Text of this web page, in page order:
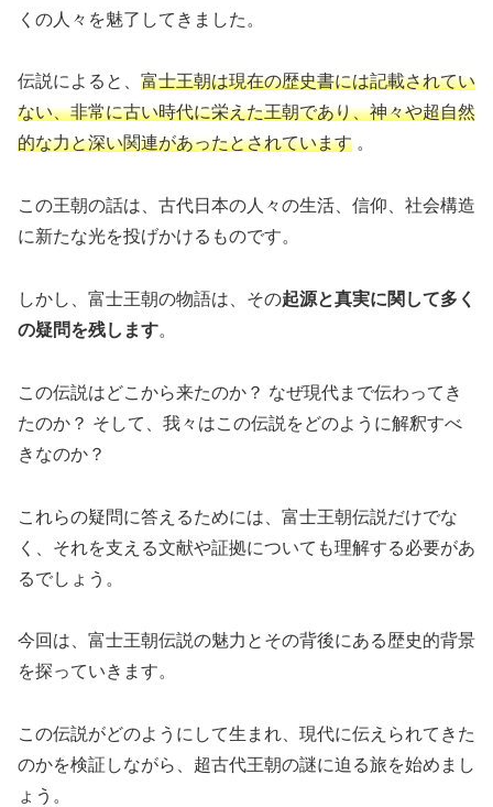
くの人々を魅了してきました。
伝説によると、 富士王朝は現在の歴史書には記載されてい
ない、非常に古い時代に栄えた王朝であり、神々や超自然
的な力と深い関連があったとされています 。
この王朝の話は、古代日本の人々の生活、信仰、社会構造
に新たな光を投げかけるものです。
しかし、富士王朝の物語は、その起源と真実に関して多く
の疑問を残します。
この伝説はどこから来たのか？ なぜ現代まで伝わってき
たのか？ そして、我々はこの伝説をどのように解釈すべ
きなのか？
これらの疑問に答えるためには、富士王朝伝説だけでな
く、それを支える文献や証拠についても理解する必要があ
るでしょう。
今回は、富士王朝伝説の魅力とその背後にある歴史的背景
を探っていきます。
この伝説がどのようにして生まれ、現代に伝えられてきた
のかを検証しながら、超古代王朝の謎に迫る旅を始めまし
ょう。